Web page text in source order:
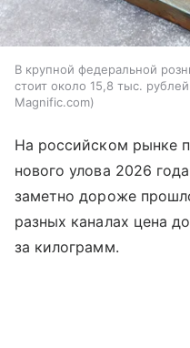
В крупной федеральной
стоит около 15,8 тыс.
Magnific.com
На российском рынке
нового улова 2026
заметно дороже
разных каналах цена
за килограмм.